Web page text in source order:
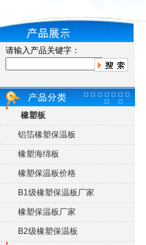
请输入产品关键字：
橡塑板
铝箔橡塑保温板
橡塑海绵板
橡塑保温板价格
B1级橡塑保温板厂家
橡塑保温板厂家
B2级橡塑保温板